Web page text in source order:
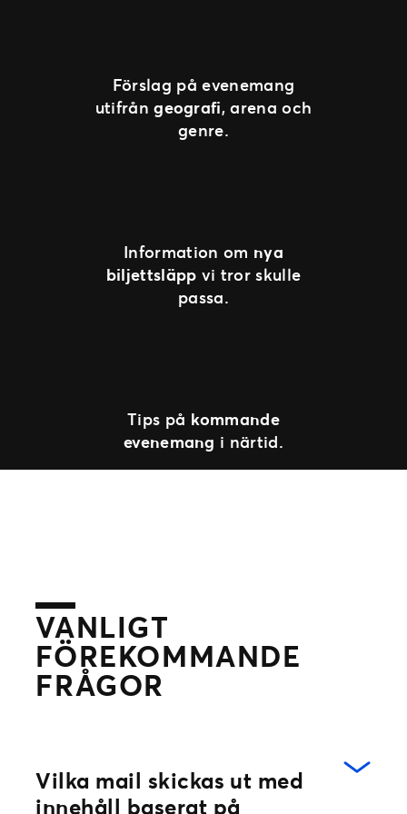
Förslag på evenemang
utifrångeografi, arena och
genre.
Information om nya
biljettsläpp vi tror skulle
passa.
Tips på kommande
evenemang i närtid.
VANLIGT
FÖREKOMMANDE
FRÅGOR
Vilka mail skickas ut med
innehåll baserat på